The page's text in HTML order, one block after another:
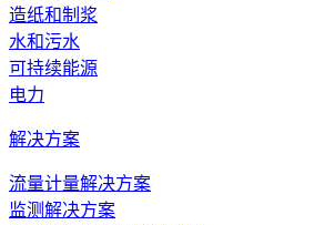
造纸和制浆
水和污水
可持续能源
电力
解决方案
流量计量解决方案
监测解决方案